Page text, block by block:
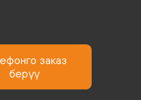
заказ
берүү